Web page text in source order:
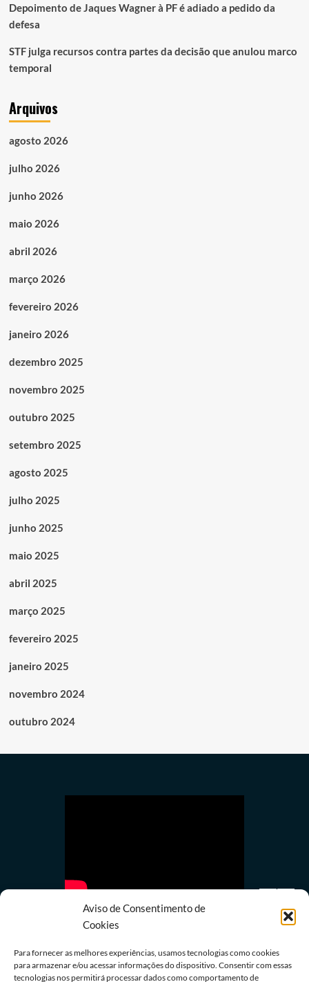
Aviso de Consentimento de
Cookies
Para fornecer as melhores experiências, usamos tecnologias como cookies
para armazenar e/ou acessar informações do dispositivo. Consentir com essas
tecnologias nos permitirá processar dados como comportamento de
Depoimento de Jaques Wagner à PF é adiado a pedido da
defesa
STF julga recursos contra partes da decisão que anulou marco
temporal
Arquivos
agosto 2026
julho 2026
junho 2026
maio 2026
abril 2026
março 2026
fevereiro 2026
janeiro 2026
dezembro 2025
novembro 2025
outubro 2025
setembro 2025
agosto 2025
julho 2025
junho 2025
maio 2025
abril 2025
março 2025
fevereiro 2025
janeiro 2025
novembro 2024
outubro 2024
Política